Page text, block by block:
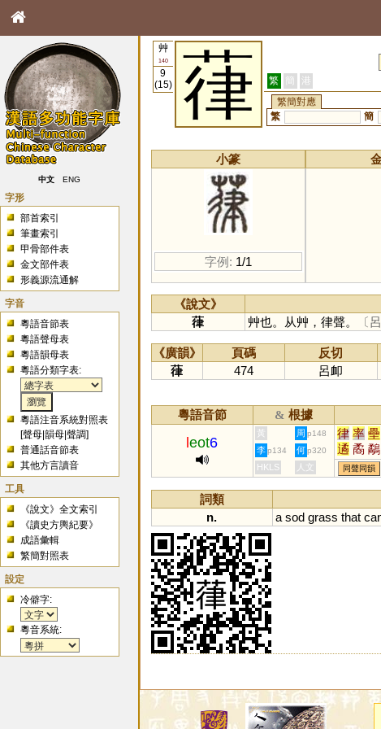
中文 ENG
字形
部首索引
筆畫索引
甲骨部件表
金文部件表
形義源流通解
字音
粵語音節表
粵語聲母表
粵語韻母表
粵語分類字表:
粵語注音系統對照表
[聲母 |韻母 |聲調]
普通話音節表
其他方言讀音
工具
《說文》全文索引
《讀史方輿紀要》
成語彙輯
繁簡對照表
設定
冷僻字:
粵音系統:
艸
140
9
(15)
葎 繁 簡 港
繁簡對應
繁
簡
小篆
字例: 1/1
《說文》
葎
艸也。从艸，律聲。 〔
《廣韻》 頁碼 反切
葎
474 呂卹
粵語音節 & 根據
leot6
黃 周 p148 律 率 壘
遹 矞 鷸
噊 瑮 搮
塛
李 p134 何 p320
HKLS 人文 同聲同韻
詞類
n.
a sod grass that